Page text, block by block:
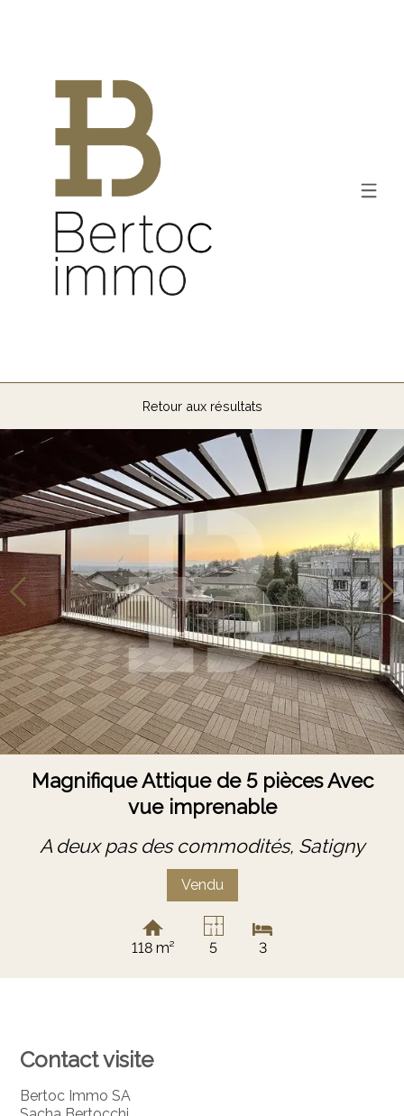
Retour aux résultats
Magnifique Attique de 5 pièces Avec
vue imprenable
A deux pas des commodités, Satigny
Vendu
118 m² 5 3
Contact visite
Bertoc Immo SA